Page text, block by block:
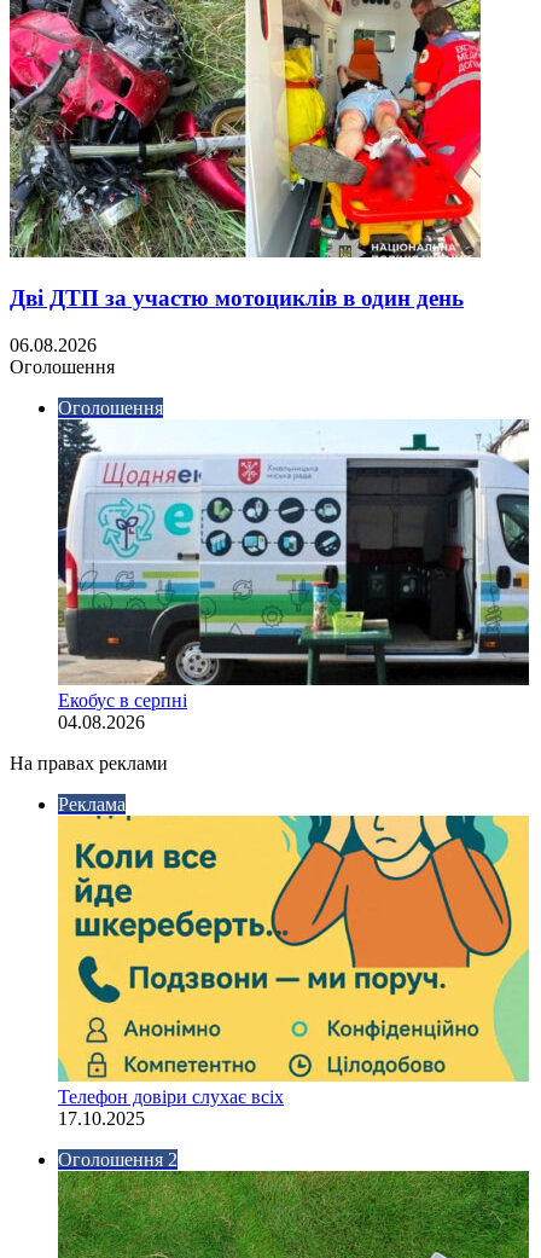
Дві ДТП за участю мотоциклів в один день
06.08.2026
Оголошення
Оголошення
Екобус в серпні
04.08.2026
На правах реклами
Реклама
Телефон довіри слухає всіх
17.10.2025
Оголошення 2